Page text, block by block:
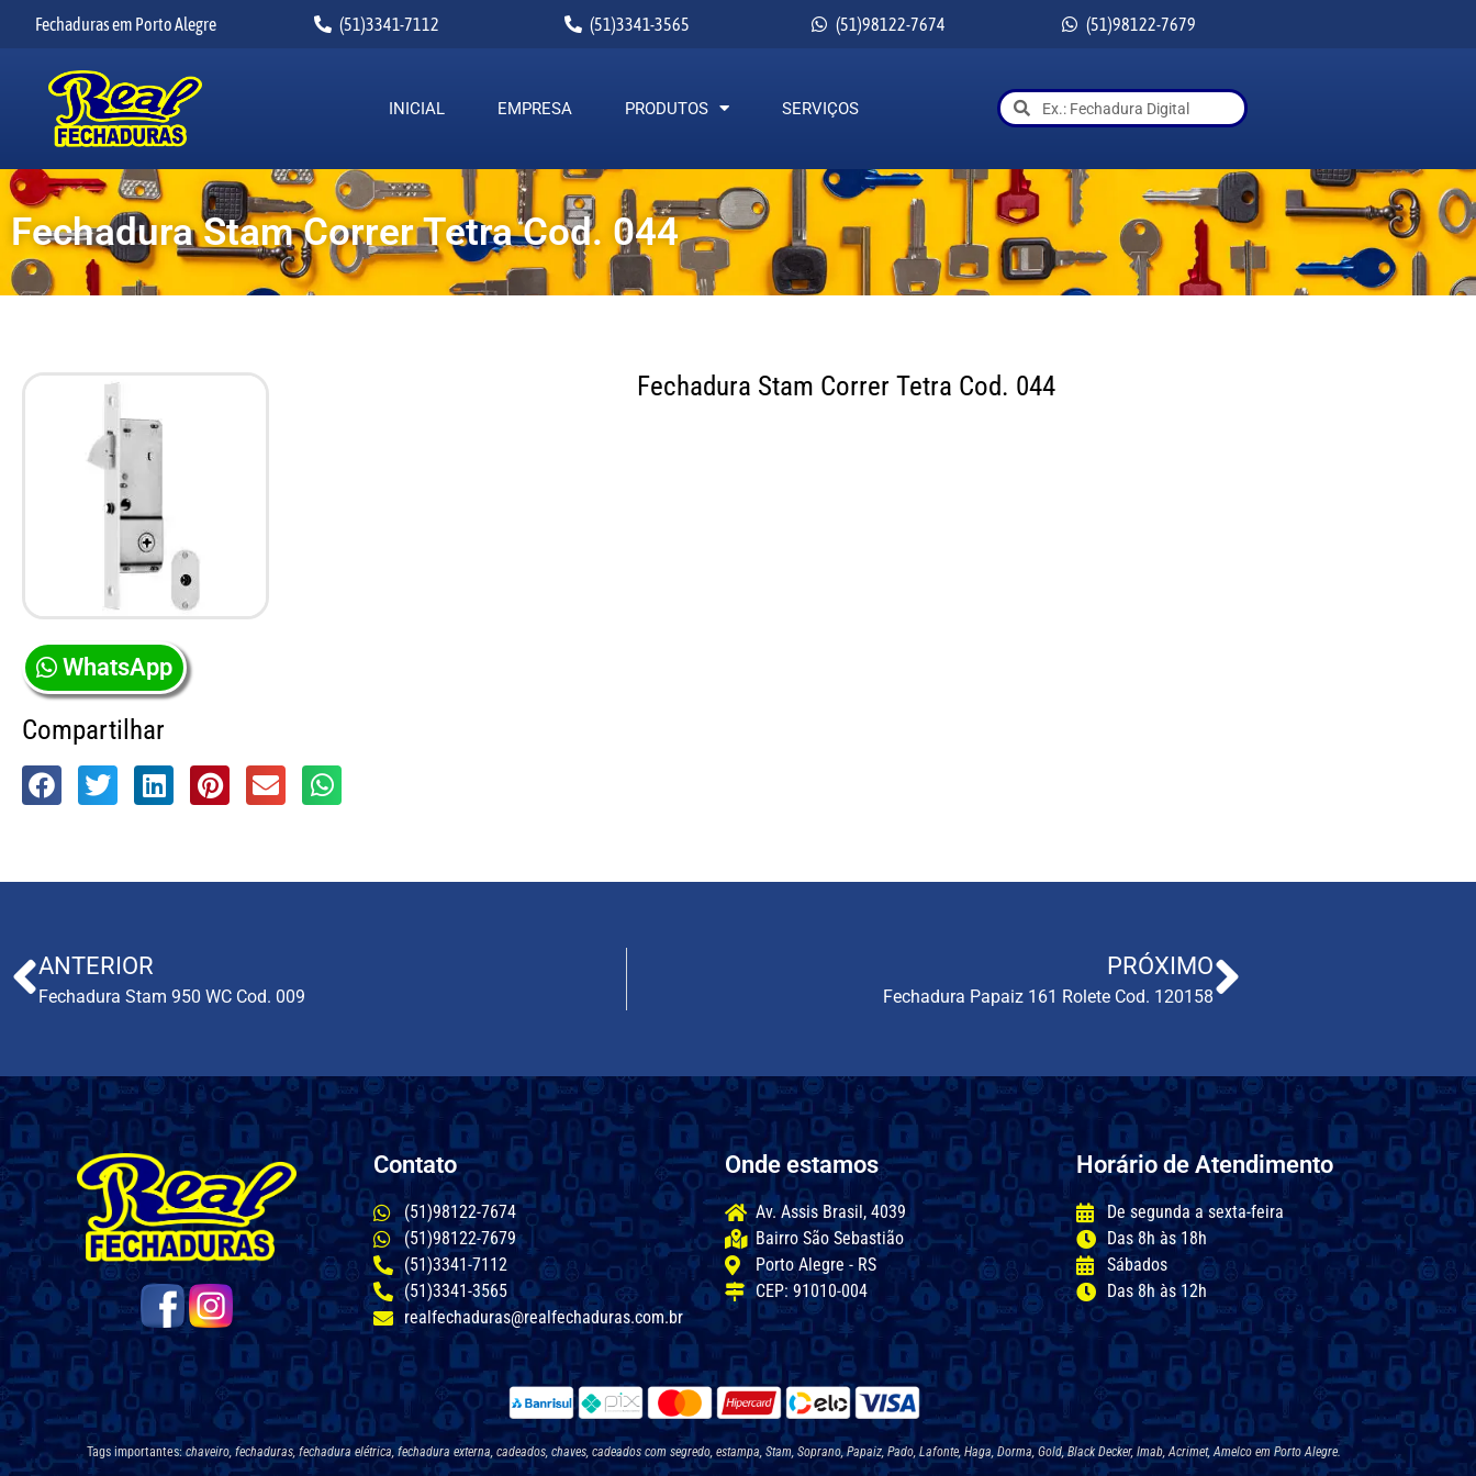
Fechaduras em Porto Alegre (51)3341-7112 (51)3341-3565 (51)98122-7674 (51)98122-7679
INICIAL EMPRESA PRODUTOS SERVIÇOS
Fechadura Stam Correr Tetra Cod. 044
WhatsApp
Compartilhar
Fechadura Stam Correr Tetra Cod. 044
ANTERIOR
Fechadura Stam 950 WC Cod. 009
PRÓXIMO
Fechadura Papaiz 161 Rolete Cod. 120158
Contato
(51)98122-7674
(51)98122-7679
(51)3341-7112
(51)3341-3565
realfechaduras@realfechaduras.com.br
Onde estamos
Av. Assis Brasil, 4039
Bairro São Sebastião
Porto Alegre - RS
CEP: 91010-004
Horário de Atendimento
De segunda a sexta-feira
Das 8h às 18h
Sábados
Das 8h às 12h
Tags importantes:chaveiro, fechaduras, fechadura elétrica, fechadura externa, cadeados, chaves, cadeados com segredo, estampa, Stam, Soprano, Papaiz, Pado, Lafonte, Haga, Dorma, Gold, Black Decker, Imab, Acrimet, Amelco em Porto Alegre.